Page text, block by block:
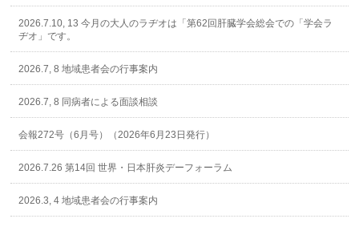
2026.7.10, 13 今月の大人のラヂオは「第62回肝臓学会総会での「学会ラ
ヂオ」です。
2026.7, 8 地域患者会の行事案内
2026.7, 8 同病者による面談相談
会報272号（6月号）（2026年6月23日発行）
2026.7.26 第14回 世界・日本肝炎デーフォーラム
2026.3, 4 地域患者会の行事案内